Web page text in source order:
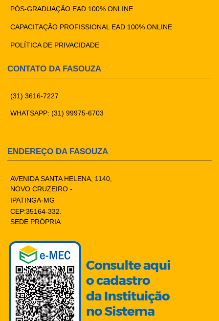
PÓS-GRADUAÇÃO EAD 100% ONLINE
CAPACITAÇÃO PROFISSIONAL EAD 100% ONLINE
POLÍTICA DE PRIVACIDADE
CONTATO DA FASOUZA
(31) 3616-7227
WHATSAPP: (31) 99975-6703
ENDEREÇO DA FASOUZA
AVENIDA SANTA HELENA, 1140,
NOVO CRUZEIRO -
IPATINGA-MG
CEP:35164-332.
SEDE PRÓPRIA